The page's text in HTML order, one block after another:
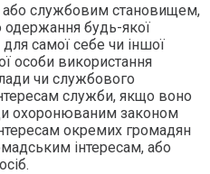
службовим становищем,
будь-якої
самої себе чи іншої
особи використання
чи службового
служби, якщо воно
охоронюваним законом
окремих громадян
інтересам, або